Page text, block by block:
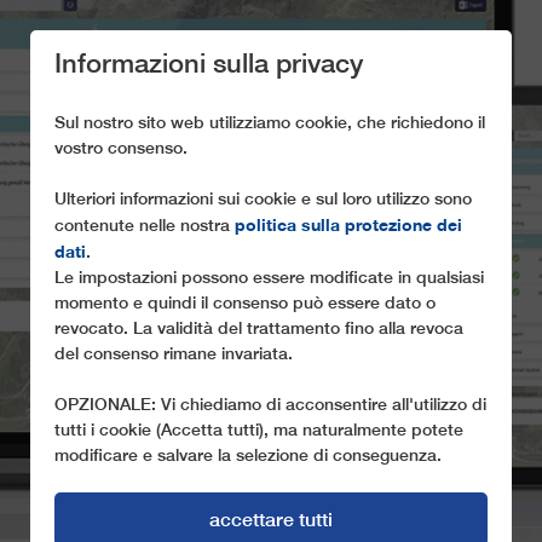
MAINTENANCE
OVERVIEW
Informazioni sulla privacy
Sul nostro sito web utilizziamo cookie, che richiedono il
vostro consenso.
Ulteriori informazioni sui cookie e sul loro utilizzo sono
contenute nelle nostra politica sulla protezione dei
dati.
Le impostazioni possono essere modificate in qualsiasi
momento e quindi il consenso può essere dato o
revocato. La validità del trattamento fino alla revoca
del consenso rimane invariata.
OPZIONALE: Vi chiediamo di acconsentire all'utilizzo di
tutti i cookie (Accetta tutti), ma naturalmente potete
modificare e salvare la selezione di conseguenza.
accettare tutti